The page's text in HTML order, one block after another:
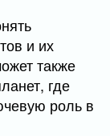
и их
также
где
роль в